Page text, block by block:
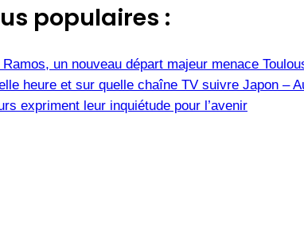
populaires :
un nouveau départ majeur menace
heure et sur quelle chaîne TV suivre Japon –
expriment leur inquiétude pour l’avenir